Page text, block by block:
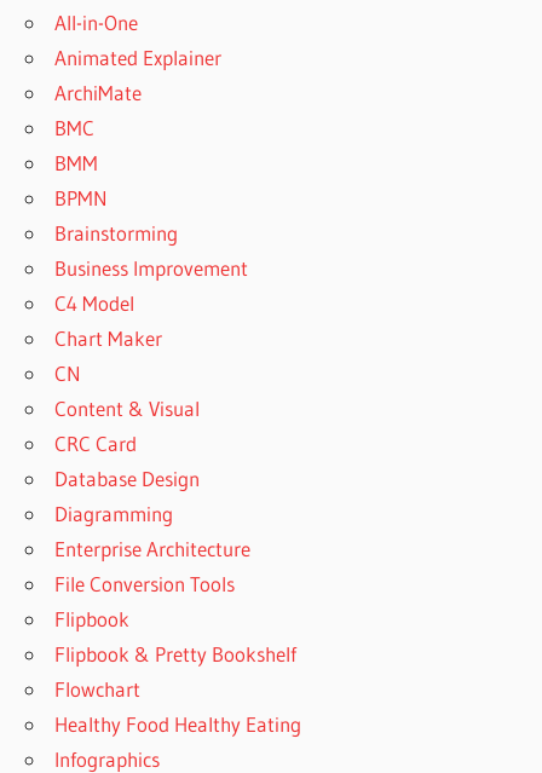
All-in-One
Animated Explainer
ArchiMate
BMC
BMM
BPMN
Brainstorming
Business Improvement
C4 Model
Chart Maker
CN
Content & Visual
CRC Card
Database Design
Diagramming
Enterprise Architecture
File Conversion Tools
Flipbook
Flipbook & Pretty Bookshelf
Flowchart
Healthy Food Healthy Eating
Infographics